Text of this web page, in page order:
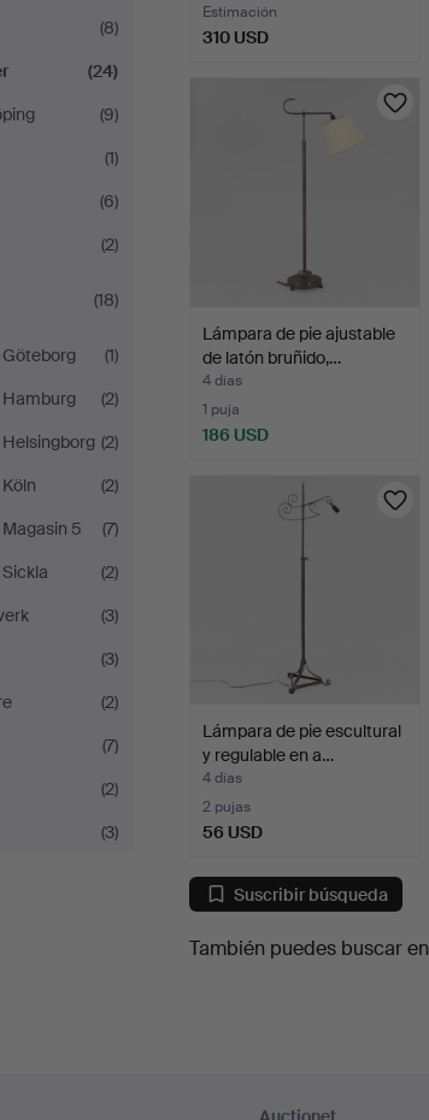
(8)
(24)
(9)
(1)
(6)
(2)
(18)
(1)
(2)
(2)
(2)
5
(7)
(2)
(3)
(3)
(2)
(7)
(2)
(3)
Estimación
310 USD
Lámpara de pie ajustable
de latón bruñido,…
4 días
1 puja
186 USD
Lámpara de pie escultural
y regulable en a…
4 días
2 pujas
56 USD
Suscribir búsqueda
También puedes buscar en